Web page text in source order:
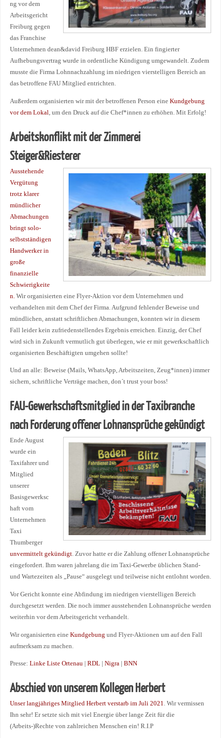
ng vor dem
Arbeitsgericht
Freiburg gegen
das Franchise
Unternehmen dean&david Freiburg HBF erzielen. Ein fingierter
Aufhebungsvertrag wurde in ordentliche Kündigung umgewandelt. Zudem
musste die Firma Lohnnachzahlung im niedrigen vierstelligen Bereich an
das betroffene FAU Mitglied entrichten.
Außerdem organisierten wir mit der betroffenen Person eine Kundgebung
vor dem Lokal, um den Druck auf die Chef*innen zu erhöhen. Mit Erfolg!
Arbeitskonflikt mit der Zimmerei
Steiger&Riesterer
Ausstehende
Vergütung
trotz klarer
mündlicher
Abmachungen
bringt solo-
selbstständigen
Handwerker in
große
finanzielle
Schwierigkeite
n.Wir organisierten eine Flyer-Aktion vor dem Unternehmen und
verhandelten mit dem Chef der Firma. Aufgrund fehlender Beweise und
mündlichen, anstatt schriftlichen Abmachungen, konnten wir in diesem
Fall leider kein zufriedenstellendes Ergebnis erreichen. Einzig, der Chef
wird sich in Zukunft vermutlich gut überlegen, wie er mit gewerkschaftlich
organisierten Beschäftigten umgehen sollte!
Und an alle: Beweise (Mails, WhatsApp, Arbeitszeiten, Zeug*innen) immer
sichern, schriftliche Verträge machen, don´t trust your boss!
FAU-Gewerkschaftsmitglied in der Taxibranche
nach Forderung offener Lohnansprüche gekündigt
Ende August
wurde ein
Taxifahrer und
Mitglied
unserer
Basisgewerksc
haft vom
Unternehmen
Taxi
Thumberger
unvermittelt gekündigt. Zuvor hatte er die Zahlung offener Lohnansprüche
eingefordert. Ihm waren jahrelang die im Taxi-Gewerbe üblichen Stand-
und Wartezeiten als „Pause“ ausgelegt und teilweise nicht entlohnt worden.
Vor Gericht konnte eine Abfindung im niedrigen vierstelligen Bereich
durchgesetzt werden. Die noch immer ausstehenden Lohnansprüche werden
weiterhin vor dem Arbeitsgericht verhandelt.
Wir organisierten eine Kundgebung und Flyer-Aktionen um auf den Fall
aufmerksam zu machen.
Presse: Linke Liste Ortenau| RDL| Nigra| BNN
Abschied vonunserem Kollegen Herbert
Unser langjähriges Mitglied Herbert verstarb im Juli 2021. Wir vermissen
Ihn sehr! Er setzte sich mit viel Energie über lange Zeit für die
(Arbeits-)Rechte von zahlreichen Menschen ein! R.I.P